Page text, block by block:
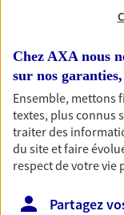
Découvrir l'offre
Bricoleuse,
ou grande
accident du
Accident,
revenus.
Chez AXA nous
sur nos
Ensemble, mettons
textes, plus connus
traiter des
du site et faire
respect de votre vie
Partagez